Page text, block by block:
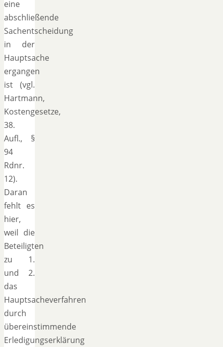
eine
abschließende
Sachentscheidung
in der
Hauptsache
ergangen
ist (vgl.
Hartmann,
Kostengesetze,
38.
Aufl., §
94
Rdnr.
12).
Daran
fehlt es
hier,
weil die
Beteiligten
zu 1.
und 2.
das
Hauptsacheverfahren
durch
übereinstimmende
Erledigungserklärung